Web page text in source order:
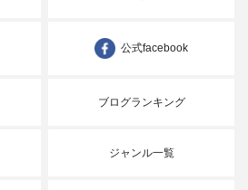
公式facebook
ブログランキング
ジャンル一覧